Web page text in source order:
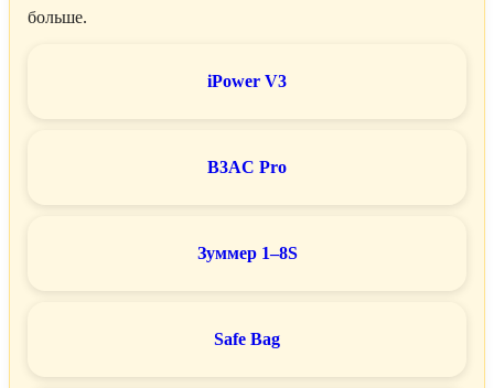
больше.
iPower V3
B3AC Pro
Зуммер 1–8S
Safe Bag